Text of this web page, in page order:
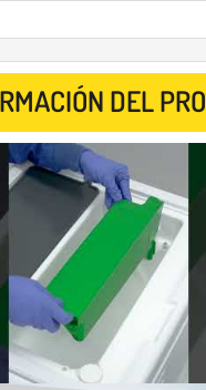
DEL